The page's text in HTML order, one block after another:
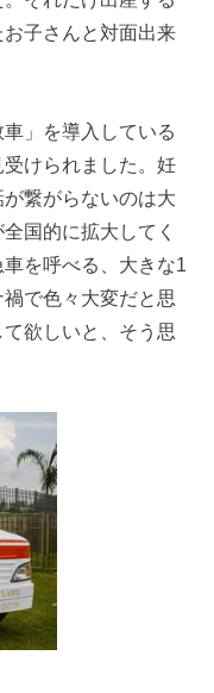
子さんと対面出来
」を導入している
けられました。妊
繋がらないのは大
国的に拡大してく
を呼べる、大きな1
で色々大変だと思
欲しいと、そう思